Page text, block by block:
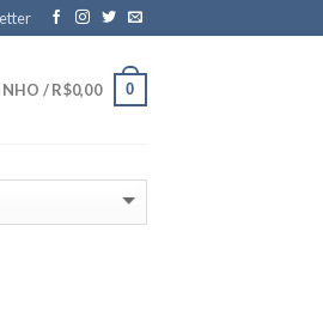
/R$0,00 0